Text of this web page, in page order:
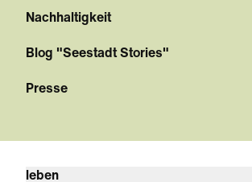
Nachhaltigkeit
Blog "Seestadt Stories"
Presse
leben